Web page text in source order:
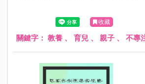
收藏
關鍵字： 教養 、 育兒 、 親子 、 不專